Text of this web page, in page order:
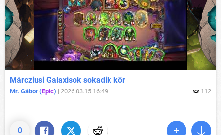
0
Márcziusi Galaxisok sokadik kör
Mr. Gábor (Epic) | 2026.03.15 16:49 112